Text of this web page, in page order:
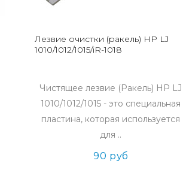
Лезвие очистки (ракель) HP LJ
1010/1012/1015/iR-1018
Чистящее лезвие (Ракель) HP LJ
1010/1012/1015 - это специальная
пластина, которая используется
для ..
90 руб